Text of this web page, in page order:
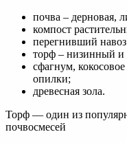
почва – дерновая,
компост
перегнивший навоз
торф – низинный и
сфагнум,
опилки;
древесная зола.
Торф — один из
почвосмесей